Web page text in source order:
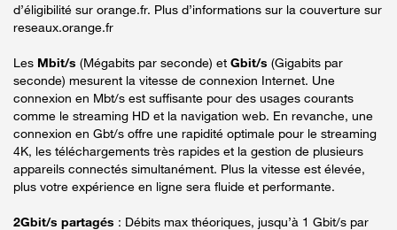
d’éligibilité sur orange.fr. Plus d’informations sur la couverture sur
reseaux.orange.fr
Les Mbit/s (Mégabits par seconde) et Gbit/s (Gigabits par
seconde) mesurent la vitesse de connexion Internet. Une
connexion en Mbt/s est suffisante pour des usages courants
comme le streaming HD et la navigation web. En revanche, une
connexion en Gbt/s offre une rapidité optimale pour le streaming
4K, les téléchargements très rapides et la gestion de plusieurs
appareils connectés simultanément. Plus la vitesse est élevée,
plus votre expérience en ligne sera fluide et performante.
2Gbit/s partagés : Débits max théoriques, jusqu’à 1 Gbit/s par